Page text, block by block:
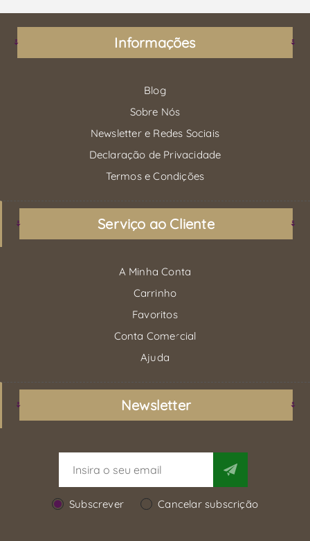
Informações
Blog
Sobre Nós
Newsletter e Redes Sociais
Declaração de Privacidade
Termos e Condições
Serviço ao Cliente
A Minha Conta
Carrinho
Favoritos
Conta Comercial
Ajuda
Newsletter
Subscrever Cancelar subscrição